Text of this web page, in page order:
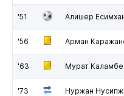
'51 Алишер
'56 Арман
'63 Мурат
'73 Нуржан